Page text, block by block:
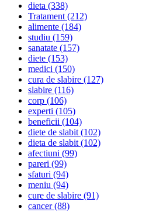
dieta (338)
Tratament(212)
alimente (184)
studiu (159)
sanatate (157)
diete (153)
medici (150)
cura de slabire (127)
slabire (116)
corp (106)
experti (105)
beneficii (104)
diete de slabit(102)
dieta de slabit(102)
afectiuni (99)
pareri (99)
sfaturi (94)
meniu (94)
cure de slabire (91)
cancer(88)